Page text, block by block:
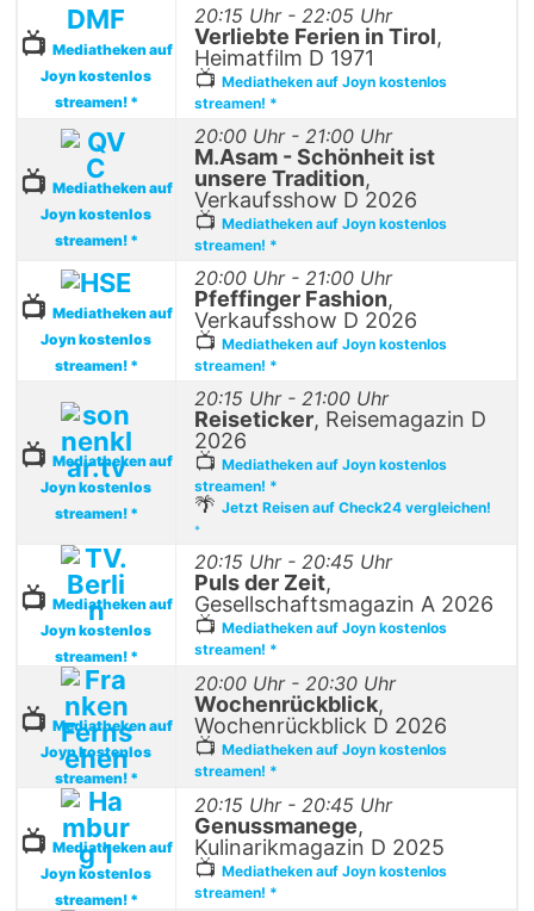
DMF
📺 Mediatheken auf
Joyn kostenlos
streamen! *
20:15 Uhr - 22:05 Uhr
Verliebte Ferien in Tirol,
Heimatfilm D 1971
📺 Mediatheken auf Joyn kostenlos
streamen! *
📺 Mediatheken auf
Joyn kostenlos
streamen! *
20:00 Uhr - 21:00 Uhr
M.Asam - Schönheit ist
unsere Tradition,
Verkaufsshow D 2026
📺 Mediatheken auf Joyn kostenlos
streamen! *
📺 Mediatheken auf
Joyn kostenlos
streamen! *
20:00 Uhr - 21:00 Uhr
Pfeffinger Fashion,
Verkaufsshow D 2026
📺 Mediatheken auf Joyn kostenlos
streamen! *
📺 Mediatheken auf
Joyn kostenlos
streamen! *
20:15 Uhr - 21:00 Uhr
Reiseticker, Reisemagazin D
2026
📺 Mediatheken auf Joyn kostenlos
streamen! *
🌴 Jetzt Reisen auf Check24 vergleichen!
*
📺 Mediatheken auf
Joyn kostenlos
streamen! *
20:15 Uhr - 20:45 Uhr
Puls der Zeit,
Gesellschaftsmagazin A 2026
📺 Mediatheken auf Joyn kostenlos
streamen! *
📺 Mediatheken auf
Joyn kostenlos
streamen! *
20:00 Uhr - 20:30 Uhr
Wochenrückblick,
Wochenrückblick D 2026
📺 Mediatheken auf Joyn kostenlos
streamen! *
📺 Mediatheken auf
Joyn kostenlos
streamen! *
20:15 Uhr - 20:45 Uhr
Genussmanege,
Kulinarikmagazin D 2025
📺 Mediatheken auf Joyn kostenlos
streamen! *